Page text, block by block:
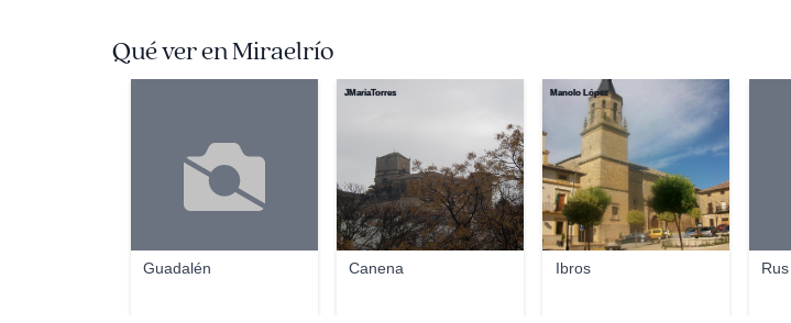
Qué ver en Miraelrío
Guadalén Canena
JMariaTorres
Ibros
Manolo López
Rus